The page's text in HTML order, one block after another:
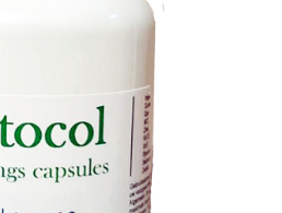
WINKELWAGEN